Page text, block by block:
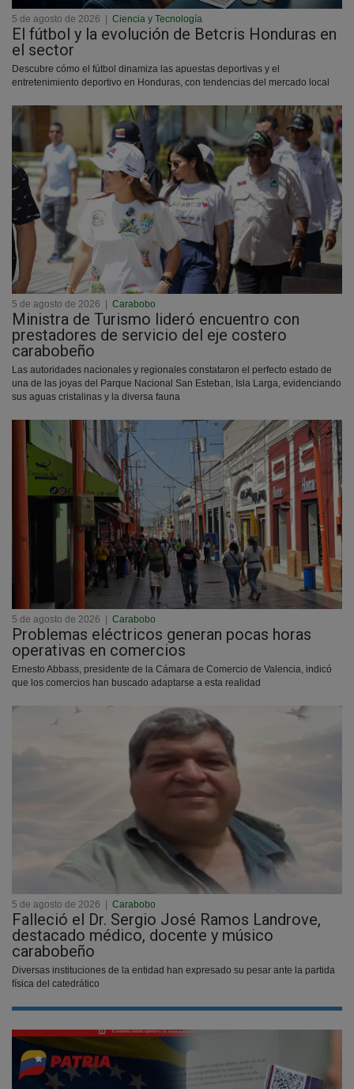
5 de agosto de 2026 Ciencia y Tecnología
El fútbol y la evolución de Betcris Honduras en
el sector
Descubre cómo el fútbol dinamiza las apuestas deportivas y el
entretenimiento deportivo en Honduras, con tendencias del mercado local
5 de agosto de 2026 Carabobo
Ministra de Turismo lideró encuentro con
prestadores de servicio del eje costero
carabobeño
Las autoridades nacionales y regionales constataron el perfecto estado de
una de las joyas del Parque Nacional San Esteban, Isla Larga, evidenciando
sus aguas cristalinas y la diversa fauna
5 de agosto de 2026 | Carabobo
Problemas eléctricos generan pocas horas
operativas en comercios
Ernesto Abbass, presidente de la Cámara de Comercio de Valencia, indicó
que los comercios han buscado adaptarse a esta realidad
5 de agosto de 2026 Carabobo
Falleció el Dr. Sergio José Ramos Landrove,
destacado médico, docente y músico
carabobeño
Diversas instituciones de la entidad han expresado su pesar ante la partida
física del catedrático